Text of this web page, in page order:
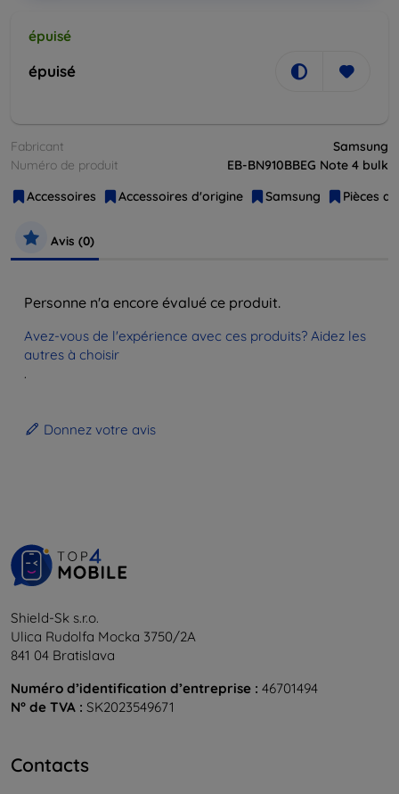
épuisé
épuisé
Fabricant
Samsung
Numéro de produit
EB-BN910BBEG Note 4 bulk
Accessoires
Accessoires d'origine Samsung Pièces
Avis (0)
Personne n'a encore évalué ce produit.
Avez-vous de l'expérience avec ces produits? Aidez les
autres à choisir
.
Donnez votre avis
Shield-Sk s.r.o.
Ulica Rudolfa Mocka 3750/2A
841 04 Bratislava
Numéro d’identification d’entreprise : 46701494
N° de TVA : SK2023549671
Contacts